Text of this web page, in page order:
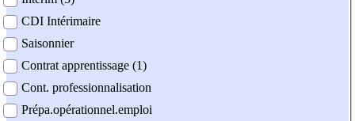
CDI Intérimaire
Saisonnier
Contrat apprentissage (1)
Cont. professionnalisation
Prépa.opérationnel.emploi